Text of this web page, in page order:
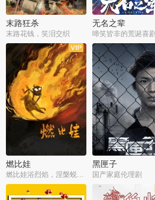
末路狂杀
末路花钱，笑泪交织
无名之辈
啼笑皆非的荒诞喜剧
燃比娃
燃比娃浴烈焰，涅槃蜕变成人
黑匣子
国产家庭伦理剧